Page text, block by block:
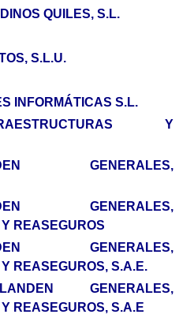
QUILES, S.L.
S.L.U.
INFORMÁTICAS S.L.
Y
GENERALES,
GENERALES,
REASEGUROS
GENERALES,
REASEGUROS, S.A.E.
GENERALES,
REASEGUROS, S.A.E